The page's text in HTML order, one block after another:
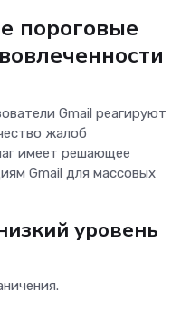
пороговые
Gmail реагируют
жалоб
имеет решающее
Gmail для массовых
уровень